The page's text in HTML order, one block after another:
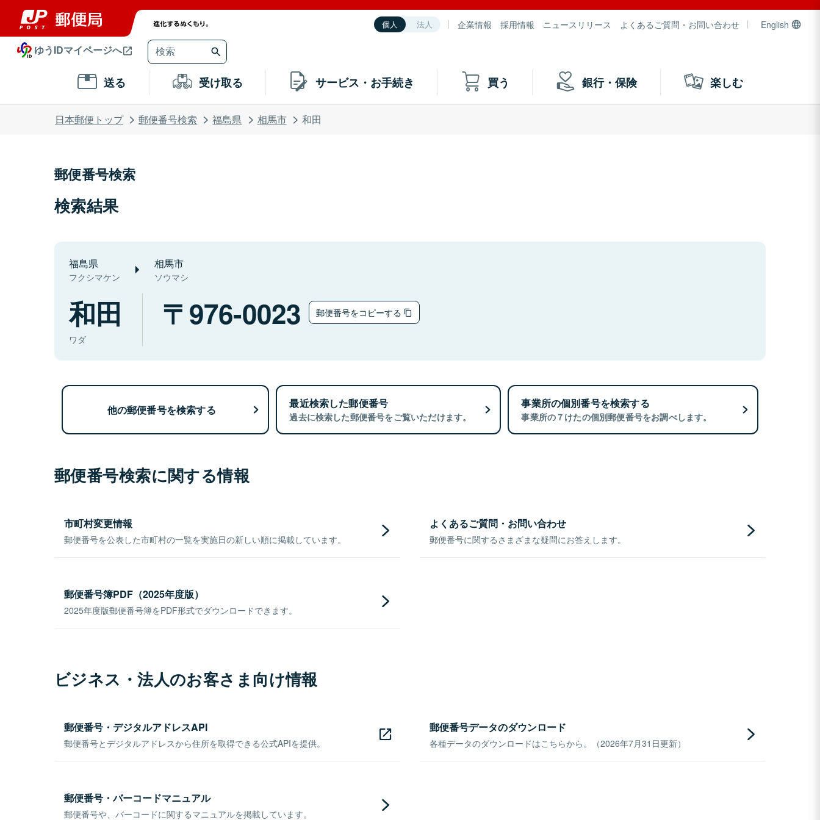
個人 法人 企業情報 採用情報 ニュースリリース よくあるご質問・お問い合わせ English
ゆうIDマイページへ
送る 受け取る サービス・お手続き 買う 銀行・保険 楽しむ
日本郵便トップ 郵便番号検索 福島県 相馬市 和田
郵便番号検索
検索結果
福島県
フクシマケン
相馬市
ソウマシ
和田
ワダ
976-0023 郵便番号をコピーする
他の郵便番号を検索する 最近検索した郵便番号
過去に検索した郵便番号をご覧いただけます。
事業所の個別番号を検索する
事業所の７けたの個別郵便番号をお調べします。
郵便番号検索に関する情報
市町村変更情報
郵便番号を公表した市町村の一覧を実施日の新しい順に掲載しています。
よくあるご質問・お問い合わせ
郵便番号に関するさまざまな疑問にお答えします。
郵便番号簿PDF（2025年度版）
2025年度版郵便番号簿をPDF形式でダウンロードできます。
ビジネス・法人のお客さま向け情報
郵便番号・デジタルアドレスAPI
郵便番号とデジタルアドレスから住所を取得できる公式APIを提供。
郵便番号データのダウンロード
各種データのダウンロードはこちらから。（2026年7月31日更新）
郵便番号・バーコードマニュアル
郵便番号や、バーコードに関するマニュアルを掲載しています。